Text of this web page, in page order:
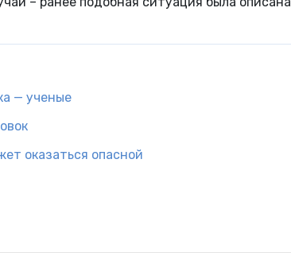
— ученые
оказаться опасной